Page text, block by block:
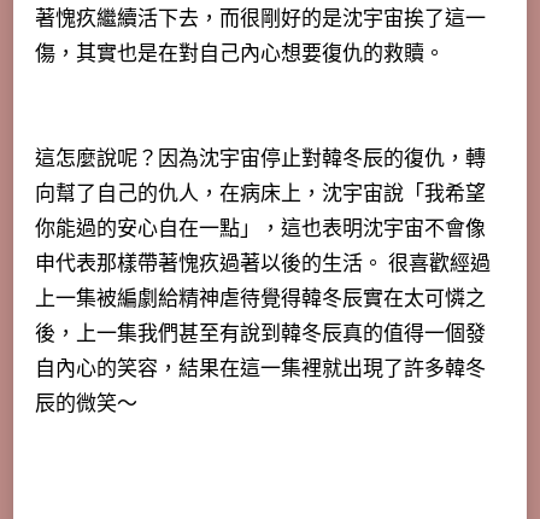
著愧疚繼續活下去，而很剛好的是沈宇宙挨了這一
傷，其實也是在對自己內心想要復仇的救贖。
這怎麼說呢？ 因為沈宇宙停止對韓冬辰的復仇，轉
向幫了自己的仇人 ，在病床上，沈宇宙說「我希望
你能過的安心自在一點」，這也表明沈宇宙不會像
申代表那樣帶著愧疚過著以後的生活。 很喜歡經過
上一集被編劇給精神虐待覺得韓冬辰實在太可憐之
後，上一集我們甚至有說到韓冬辰真的值得一個發
自內心的笑容，結果在這一集裡就出現了許多韓冬
辰的微笑～